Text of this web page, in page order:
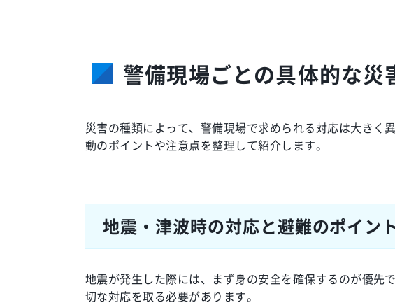
警備現場ごとの具体的な災
災害の種類によって、警備現場で求められる対応は大きく
動のポイントや注意点を整理して紹介します。
地震・津波時の対応と避難のポイン
地震が発生した際には、まず身の安全を確保するのが優先
切な対応を取る必要があります。